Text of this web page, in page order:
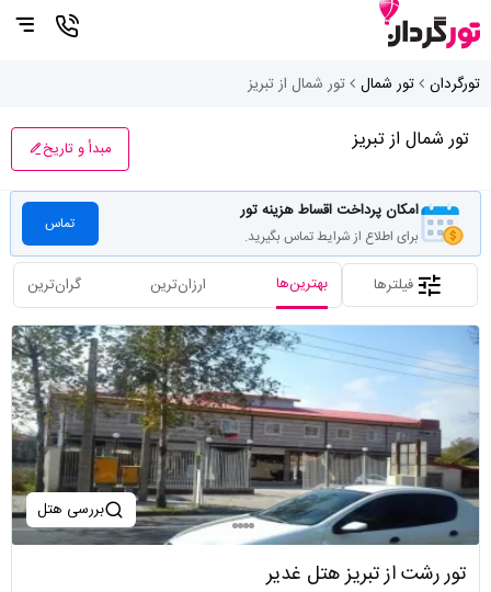
تورگردان تور شمال تور شمال از تبریز
تور شمال از تبریز مبدأ و تاریخ
امکان پرداخت اقساط هزینه تور
برای اطلاع از شرایط تماس بگیرید.
تماس
فیلترها بهترین‌ها ارزان‌ترین گران‌ترین
بررسی هتل
تور رشت از تبریز هتل غدیر